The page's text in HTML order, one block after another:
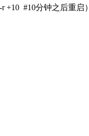
+10 #10分钟之后重启）